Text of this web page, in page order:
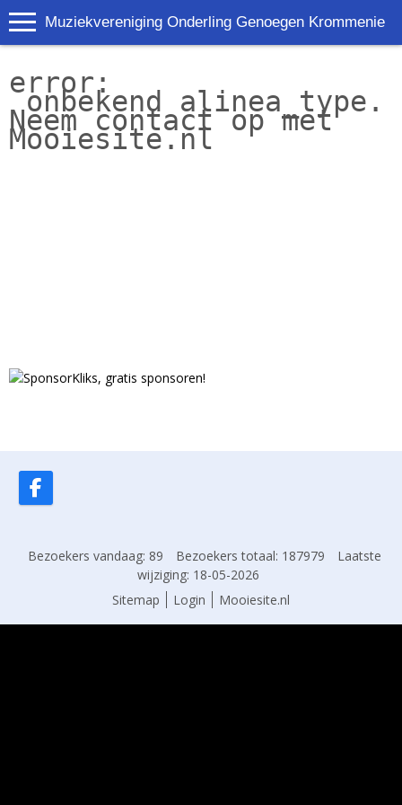
Muziekvereniging Onderling Genoegen Krommenie
error:
onbekend alinea_type.
Neem contact op met
Mooiesite.nl
Bezoekers vandaag: 89 Bezoekers totaal: 187979
Laatste
wijziging: 18-05-2026
Sitemap
Login Mooiesite.nl